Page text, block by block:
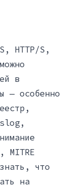
HTTP/S,
в
— особенно
что
на